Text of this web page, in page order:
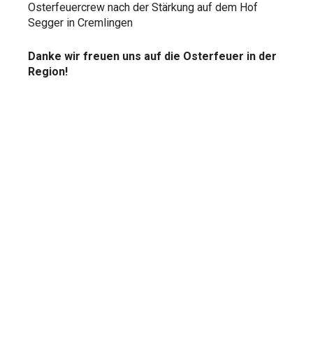
Osterfeuercrew nach der Stärkung auf dem Hof
Segger in Cremlingen
Danke wir freuen uns auf die Osterfeuer in der
Region!